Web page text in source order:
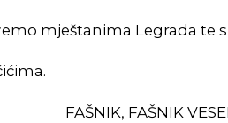
mještanima Legrada te
FAŠNIK, FAŠNIK